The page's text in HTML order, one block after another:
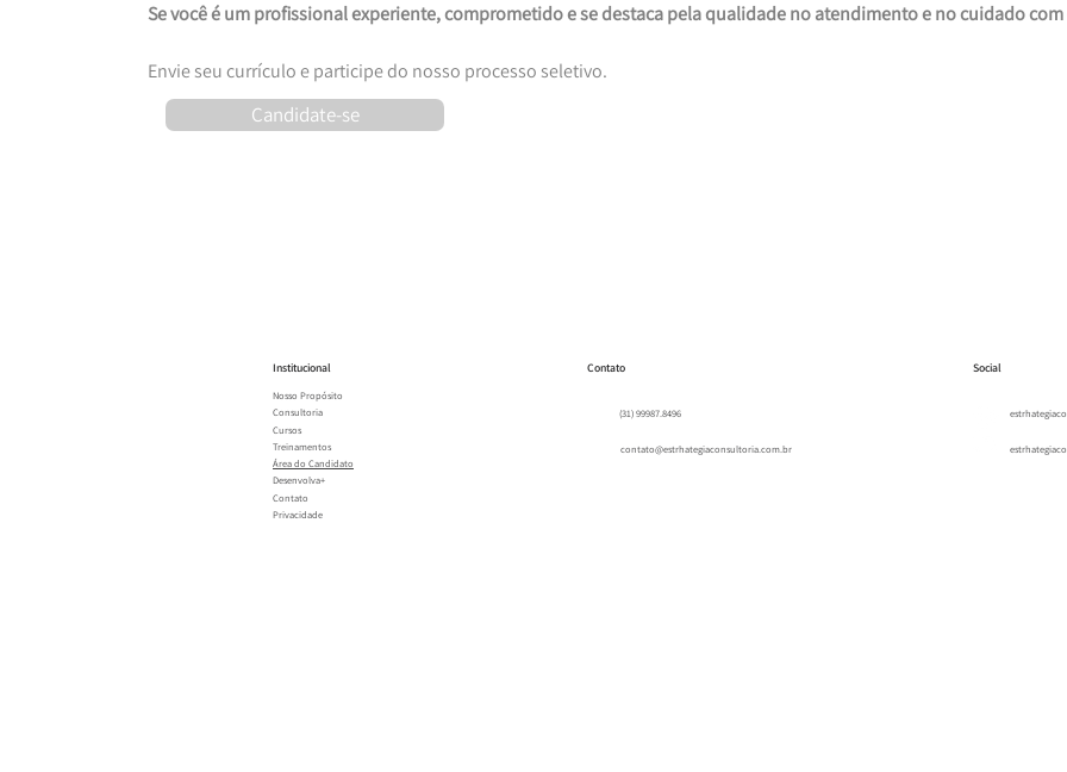
Candidate-se
Se você é um profissional experiente, comprometido e se destaca pela qualidade no atendimento e no cuidado
Envie seu currículo e participe do nosso processo seletivo.
Institucional
Privacidade
Contato
Desenvolva+
Área do Candidato
Treinamentos
Cursos
Consultoria
Nosso Propósito
Social
Contato
(31) 99987.8496
contato@estrhategiaconsultoria.com.br